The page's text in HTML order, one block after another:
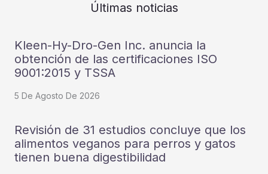
Últimas noticias
Kleen-Hy-Dro-Gen Inc. anuncia la
obtención de las certificaciones ISO
9001:2015 y TSSA
5 De Agosto De 2026
Revisión de 31 estudios concluye que los
alimentos veganos para perros y gatos
tienen buena digestibilidad